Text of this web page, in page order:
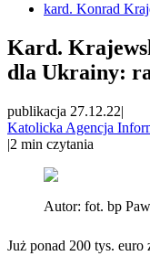
kard. Konrad
Kard.
dla Ukrainy:
publikacja 27.12.22|
Katolicka Agencja
|2 min czytania
Autor: fot. bp
Już ponad 200 tys.